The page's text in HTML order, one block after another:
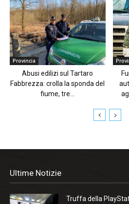
Provincia
Abusi edilizi sul Tartaro
Fabbrezza: crolla la sponda del
fiume, tre...
Ultime Notizie
Truffa della